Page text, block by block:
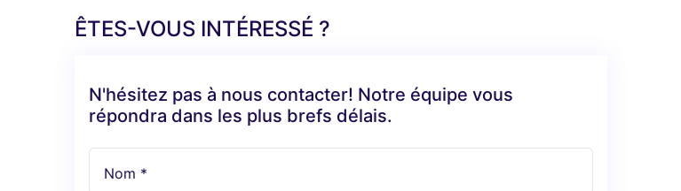
ÊTES-VOUS INTÉRESSÉ ?
N'hésitez pas à nous contacter! Notre équipe vous
répondra dans les plus brefs délais.
Nom *